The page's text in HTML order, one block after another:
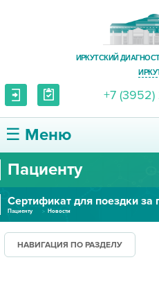
ИРКУТСКИЙ
+7 (3952)
☰ Меню
О ЦЕНТРЕ
УСЛУГИ И ЦЕНЫ
ПАЦИЕНТУ
Пациенту
Сертификат для поездки за
Пациенту Новости
НАВИГАЦИЯ ПО РАЗДЕЛУ